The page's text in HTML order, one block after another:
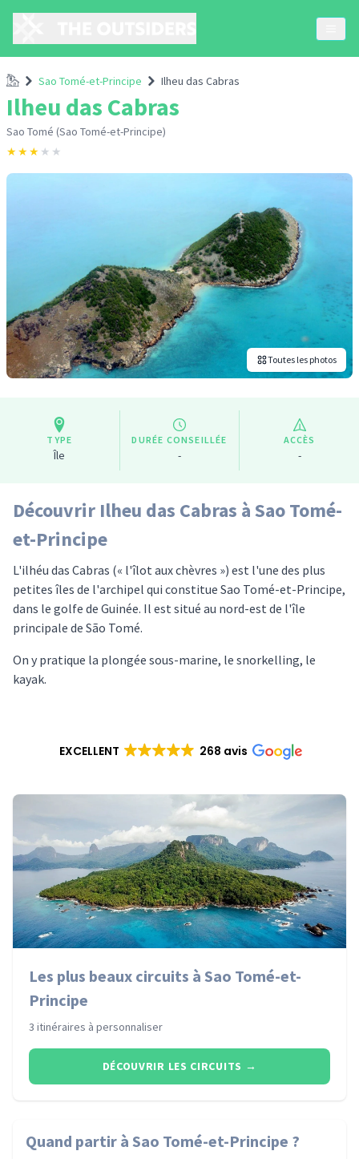
AccueilSao Tomé-et-Principe Ilheu das Cabras
Ilheu das Cabras
Sao Tomé (Sao Tomé-et-Principe)
★★★ ★ ★
Toutes les photos
TYPE
Île
DURÉE CONSEILLÉE
-
ACCÈS
-
Découvrir Ilheu das Cabras à Sao Tomé-
et-Principe
L'ilhéu das Cabras (« l'îlot aux chèvres ») est l'une des plus
petites îles de l'archipel qui constitue Sao Tomé-et-Principe,
dans le golfe de Guinée. Il est situé au nord-est de l'île
principale de São Tomé.
On y pratique la plongée sous-marine, le snorkelling, le
kayak.
EXCELLENT 268 avis
Les plus beaux circuits à Sao Tomé-et-
Principe
3 itinéraires à personnaliser
DÉCOUVRIR LES CIRCUITS →
Quand partir à Sao Tomé-et-Principe ?